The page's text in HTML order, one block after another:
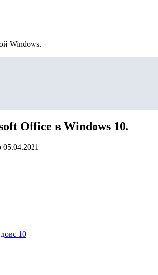
Windows.
Offiсe в Windows 10.
05.04.2021
10